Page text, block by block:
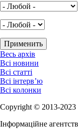
Весь архів
Всі новини
Всі статті
Всі інтерв’ю
Всі колонки
Copyright © 2013-2023
Інформаційне